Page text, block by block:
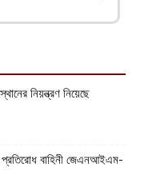
নিয়ন্ত্রণ নিয়েছে
প্রতিরোধ বাহিনী জেএনআইএম-